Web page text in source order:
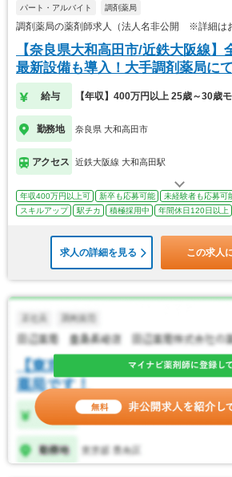
パート・アルバイト 調剤薬局
調剤薬局の薬剤師求人（法人名非公開 ※詳細は
【奈良県大和高田市/近鉄大阪線】
最新設備も導入！大手調剤薬局に
給与 【年収】400万円以上 25歳～30歳
勤務地 奈良県 大和高田市
アクセス 近鉄大阪線 大和高田駅
年収400万円以上可 新卒も応募可能 未経験者も応募可
スキルアップ
駅チカ 積極採用中 年間休日120日以上
求人の詳細を見る この求人